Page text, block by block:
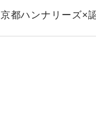
京都ハンナリーズ×